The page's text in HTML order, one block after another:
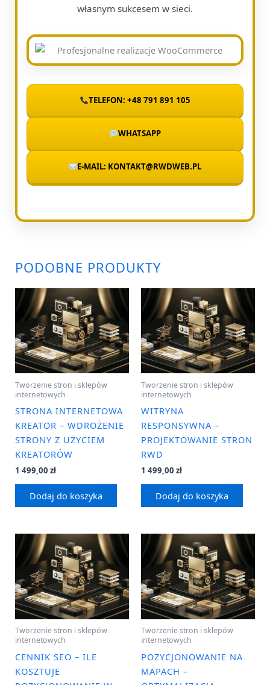
własnym sukcesem w sieci.
TELEFON: +48 791 891 105
WHATSAPP
E-MAIL: KONTAKT@RWDWEB.PL
PODOBNE PRODUKTY
Tworzenie stron i sklepów
internetowych
STRONA INTERNETOWA
KREATOR – WDROŻENIE
STRONY Z UŻYCIEM
KREATORÓW
1 499,00 zł
Dodaj do koszyka
Tworzenie stron i sklepów
internetowych
WITRYNA
RESPONSYWNA –
PROJEKTOWANIE STRON
RWD
1 499,00 zł
Dodaj do koszyka
Tworzenie stron i sklepów
internetowych
CENNIK SEO – ILE
KOSZTUJE
Tworzenie stron i sklepów
internetowych
POZYCJONOWANIE NA
MAPACH –